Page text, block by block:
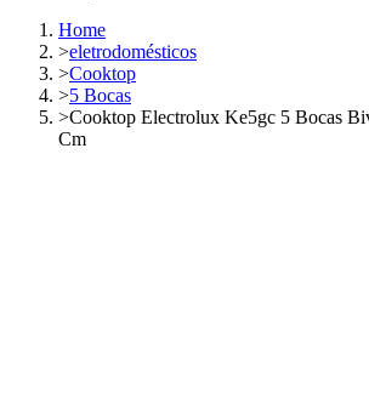
Home
>eletrodomésticos
>Cooktop
>5 Bocas
>Cooktop Electrolux Ke5gc 5 Bocas
Cm